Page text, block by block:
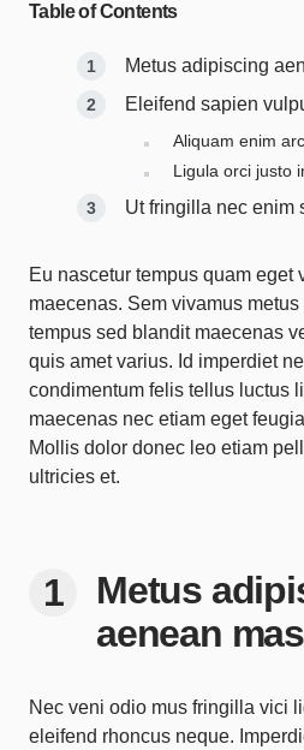
Table of Contents
Metus adipiscing
Eleifend sapien
Aliquam enim
Ligula orci justo
Ut fringilla nec enim
Eu nascetur tempus quam eget
maecenas. Sem vivamus
tempus sed blandit maecenas
quis amet varius. Id imperdiet
condimentum felis tellus luctus
maecenas nec etiam eget
Mollis dolor donec leo etiam
ultricies et.
Metus
aenean
Nec veni odio mus fringilla vici
eleifend rhoncus neque.